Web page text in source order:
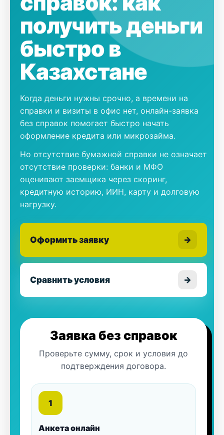
получить деньги
быстро в
Казахстане
Когда деньги нужны срочно, а времени на
справки и визиты в офис нет, онлайн-заявка
без справок помогает быстро начать
оформление кредита или микрозайма.
Но отсутствие бумажной справки не означает
отсутствие проверки: банки и МФО
оценивают заемщика через скоринг,
кредитную историю, ИИН, карту и долговую
нагрузку.
Оформить заявку →
Сравнить условия →
Заявка без справок
Проверьте сумму, срок и условия до
подтверждения договора.
1
Анкета онлайн